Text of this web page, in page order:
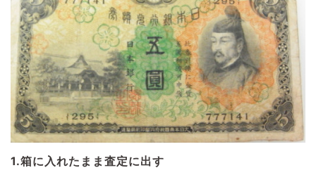
1.箱に入れたまま査定に出す